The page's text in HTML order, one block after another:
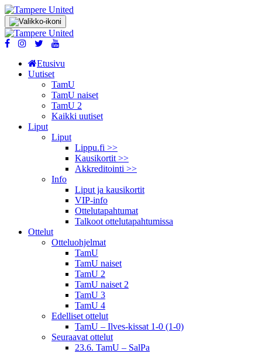
Etusivu
Uutiset
TamU
TamU naiset
TamU 2
Kaikki uutiset
Liput
Liput
Lippu.fi >>
Kausikortit >>
Akkreditointi >>
Info
Liput ja kausikortit
VIP-info
Ottelutapahtumat
Talkoot ottelu­tapahtumissa
Ottelut
Otteluohjelmat
TamU
TamU naiset
TamU 2
TamU naiset 2
TamU 3
TamU 4
Edelliset ottelut
TamU – Ilves-kissat 1-0 (1-0)
Seuraavat ottelut
23.6. TamU – SalPa